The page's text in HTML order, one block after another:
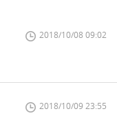
2018/10/08 09:02
2018/10/09 23:55